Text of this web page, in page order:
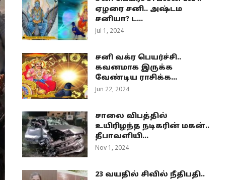
ஏழரை சனி.. அஷ்டம
சனியா? ட...
Jul 1, 2024
சனி வக்ர பெயர்ச்சி..
கவனமாக இருக்க
வேண்டிய ராசிக்க...
Jun 22, 2024
சாலை விபத்தில்
உயிரிழந்த நடிகரின் மகன்..
தீபாவளியி...
Nov 1, 2024
23 வயதில் சிவில் நீதிபதி..